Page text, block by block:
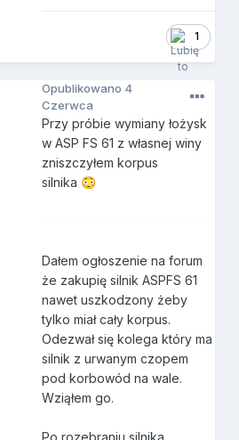
1
Opublikowano 4
Czerwca
Przy próbie wymiany łożysk
w ASP FS 61 z własnej winy
zniszczyłem korpus
silnika 😳
Dałem ogłoszenie na forum
że zakupię silnik ASPFS 61
nawet uszkodzony żeby
tylko miał cały korpus.
Odezwał się kolega który ma
silnik z urwanym czopem
pod korbowód na wale.
Wziąłem go.